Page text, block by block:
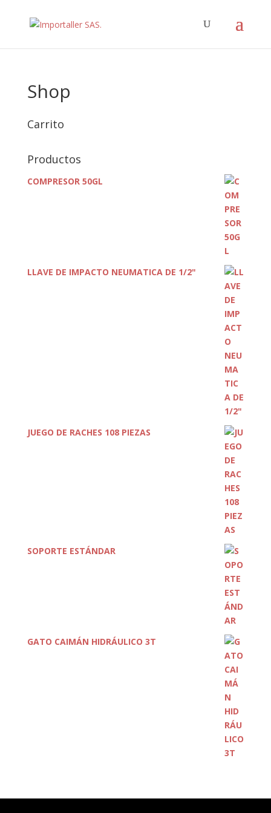
Shop
Carrito
Productos
COMPRESOR 50GL
LLAVE DE IMPACTO NEUMATICA DE 1/2"
JUEGO DE RACHES 108 PIEZAS
SOPORTE ESTÁNDAR
GATO CAIMÁN HIDRÁULICO 3T